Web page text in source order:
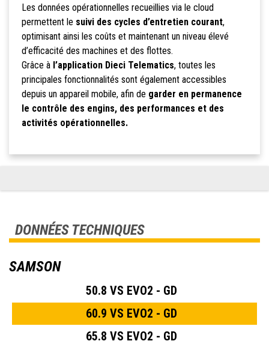
Les données opérationnelles recueillies via le cloud
permettent le suivi des cycles d’entretien courant,
optimisant ainsi les coûts et maintenant un niveau élevé
d’efficacité des machines et des flottes.
Grâce à l’application Dieci Telematics, toutes les
principales fonctionnalités sont également accessibles
depuis un appareil mobile, afin de garder en permanence
le contrôle des engins, des performances et des
activités opérationnelles.
DONNÉES TECHNIQUES
SAMSON
50.8 VS EVO2 - GD
60.9 VS EVO2 - GD
65.8 VS EVO2 - GD